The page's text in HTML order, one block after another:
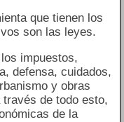
que tienen los
son las leyes.
impuestos,
defensa, cuidados,
y obras
de todo esto,
de la